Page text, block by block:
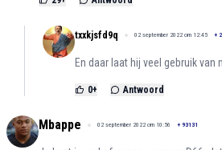
txxkjsfd9q 02 september 2022 om 12:45 +
En daar laat hij veel gebruik van
0+ Antwoord
Mbappe 02 september 2022 om 10:56 + 93131